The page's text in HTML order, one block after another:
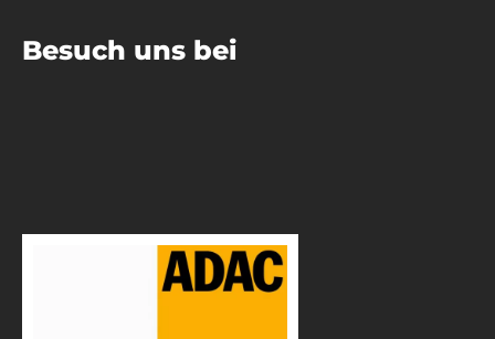
Besuch uns bei